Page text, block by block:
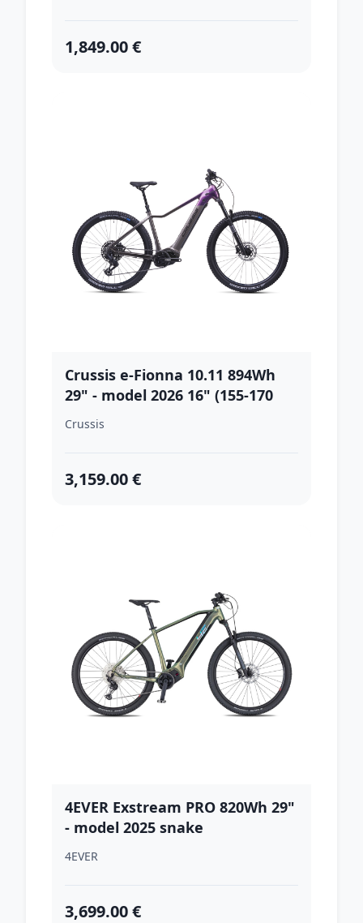
1,849.00 €
Crussis e-Fionna 10.11 894Wh
29" - model 2026 16" (155-170
cm)
Crussis
3,159.00 €
4EVER Exstream PRO 820Wh 29"
- model 2025 snake
green/hologram - M (17", 165-
4EVER
3,699.00 €